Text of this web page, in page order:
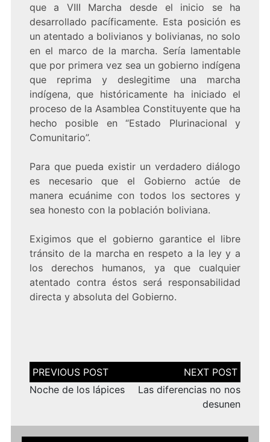
que a VIII Marcha desde el inicio se ha
desarrollado pacíficamente. Esta posición es
un atentado a bolivianos y bolivianas, no solo
en el marco de la marcha. Sería lamentable
que por primera vez sea un gobierno indígena
que reprima y deslegitime una marcha
indígena, que históricamente ha iniciado el
proceso de la Asamblea Constituyente que ha
hecho posible en “Estado Plurinacional y
Comunitario”.
Para que pueda existir un verdadero diálogo
es necesario que el Gobierno actúe de
manera ecuánime con todos los sectores y
sea honesto con la población boliviana.
Exigimos que el gobierno garantice el libre
tránsito de la marcha en respeto a la ley y a
los derechos humanos, ya que cualquier
atentado contra éstos será responsabilidad
directa y absoluta del Gobierno.
Navegación
de
entradas
Noche de los lápices
Las diferencias no nos
desunen